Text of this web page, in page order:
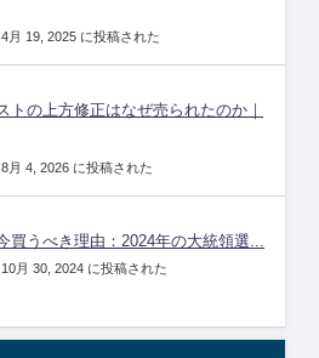
4月 19, 2025 に投稿された
トの上方修正はなぜ売られたのか｜
8月 4, 2026 に投稿された
買うべき理由：2024年の大統領選...
10月 30, 2024 に投稿された